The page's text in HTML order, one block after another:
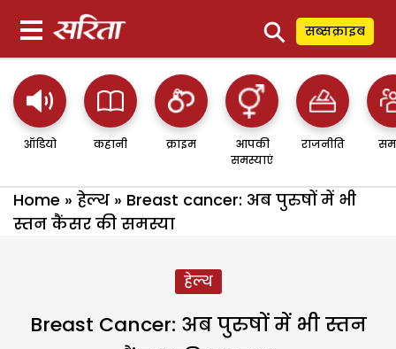
⚲ सब्सक्राइब
ऑडियो कहानी क्राइम
आपकी
समस्याएं
राजनीति
Home » हेल्थ » Breast cancer: अब पुरुषों में भी
स्तन कैंसर की समस्या
हेल्थ
Breast Cancer: अब पुरुषों में भी स्तन